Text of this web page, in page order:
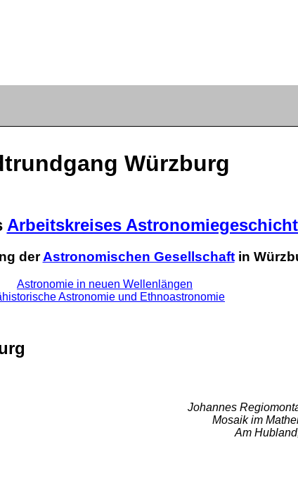
Würzburg
Arbeitskreises
derAstronomischen Gesellschaftin
Astronomie in neuen Wellenlängen
Astronomie und Ethnoastronomie
Johannes
Mosaik im
Am